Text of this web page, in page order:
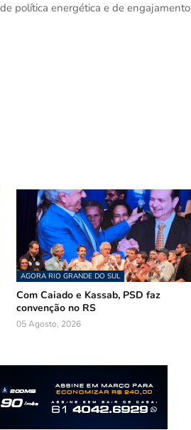
política energética e de engajamento
AGORA RIO GRANDE DO SUL
Com Caiado e Kassab, PSD faz
convenção no RS
05 Agosto, 2026